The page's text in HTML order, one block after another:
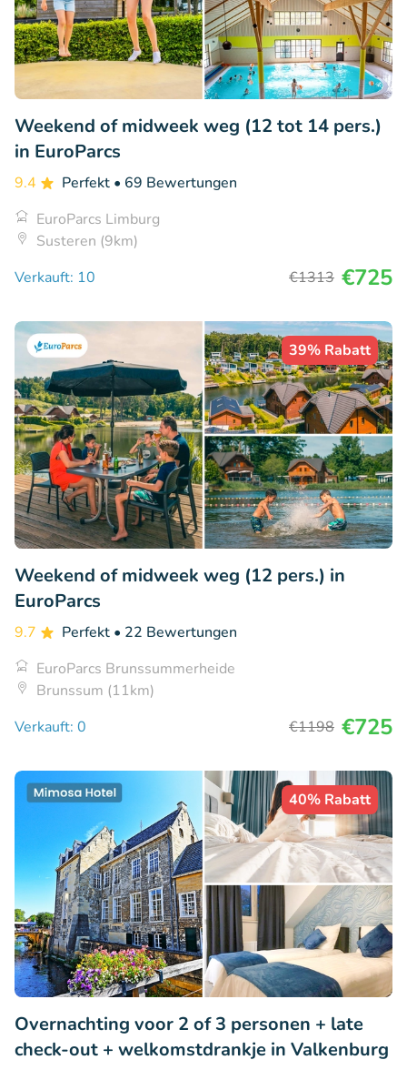
Weekend of midweek weg (12 tot 14 pers.)
in EuroParcs
9.4 Perfekt • 69 Bewertungen
EuroParcs Limburg
Susteren (9km)
Verkauft: 10
€1313 €725
39% Rabatt
Weekend of midweek weg (12 pers.) in
EuroParcs
9.7 Perfekt • 22 Bewertungen
EuroParcs Brunssummerheide
Brunssum (11km)
Verkauft: 0
€1198 €725
40% Rabatt
Overnachting voor 2 of 3 personen + late
check-out + welkomstdrankje in Valkenburg